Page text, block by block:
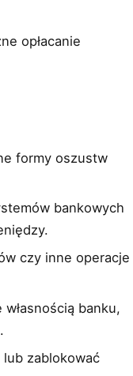
opłacanie
formy oszustw
bankowych
czy inne operacje
banku,
lub zablokować